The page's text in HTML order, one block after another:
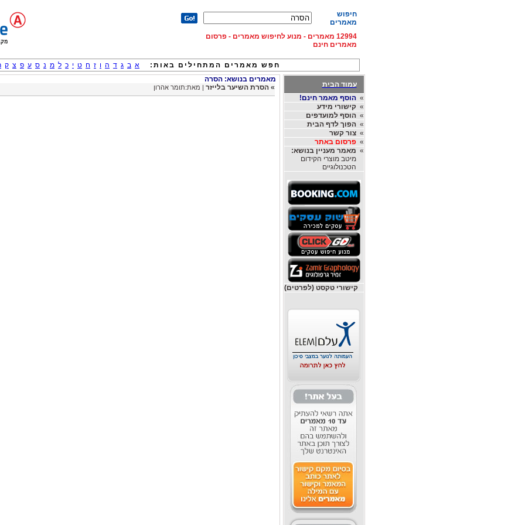
חיפוש
מאמרים
12994 מאמרים - מנוע לחיפוש מאמרים - פרסום
מאמרים חינם
חפש מאמרים המתחילים באות: א ב ג ד ה ו ז ח ט י כ ל מ נ ס ע פ צ ק
עמוד הבית
»הוסף מאמר חינם!
»קישורי מידע
»הוסף למועדפים
»הפוך לדף הבית
»צור קשר
»פרסום באתר
» מאמר מעניין בנושא:
מיטב מוצרי הקידום
הטכנולוגיים
קישורי טקסט (לפרטים)
מאמרים בנושא: הסרה
» הסרת השיער בלייזר | מאת:תומר אהרון